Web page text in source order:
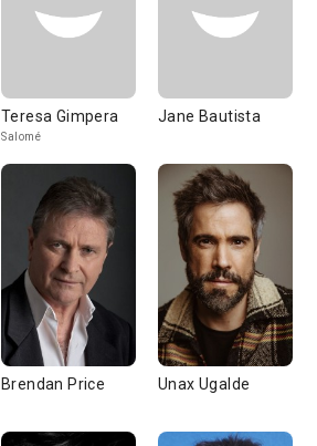
Teresa Gimpera
Salomé
Jane Bautista
Brendan Price Unax Ugalde